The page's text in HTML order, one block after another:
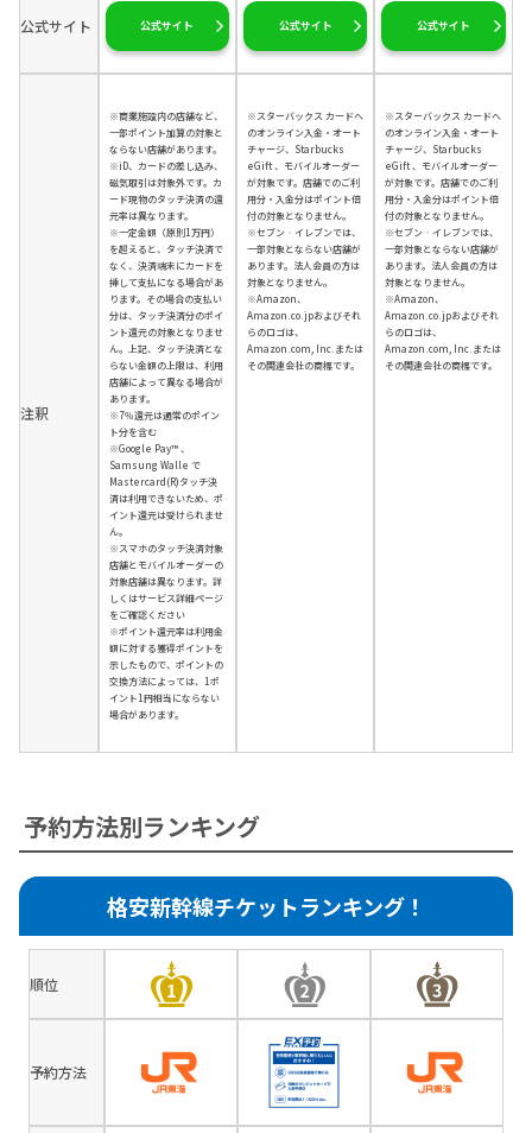
公式サイト 公式サイト 公式サイト 公式サイト
注釈
※商業施設内の店舗など、
一部ポイント加算の対象と
ならない店舗があります。
※iD、カードの差し込み、
磁気取引は対象外です。カ
ード現物のタッチ決済の還
元率は異なります。
※一定金額（原則1万円）
を超えると、タッチ決済で
なく、決済端末にカードを
挿して支払になる場合があ
ります。その場合の支払い
分は、タッチ決済分のポイ
ント還元の対象となりませ
ん。上記、タッチ決済とな
らない金額の上限は、利用
店舗によって異なる場合が
あります。
※7％還元は通常のポイン
ト分を含む
※Google Pay™ 、
Samsung Walle で
Mastercard(R)タッチ決
済は利用できないため、ポ
イント還元は受けられませ
ん。
※スマホのタッチ決済対象
店舗とモバイルオーダーの
対象店舗は異なります。詳
しくはサービス詳細ページ
をご確認ください
※ポイント還元率は利用金
額に対する獲得ポイントを
示したもので、ポイントの
交換方法によっては、1ポ
イント1円相当にならない
場合があります。
※スターバックス カードへ
のオンライン入金・オート
チャージ、Starbucks
eGift 、モバイルオーダー
が対象です。店舗でのご利
用分・入金分はポイント倍
付の対象となりません。
※セブン‐イレブンでは、
一部対象とならない店舗が
あります。法人会員の方は
対象となりません。
※Amazon、
Amazon.co.jpおよびそれ
らのロゴは、
Amazon.com, Inc.または
その関連会社の商標です。
※スターバックス カードへ
のオンライン入金・オート
チャージ、Starbucks
eGift 、モバイルオーダー
が対象です。店舗でのご利
用分・入金分はポイント倍
付の対象となりません。
※セブン‐イレブンでは、
一部対象とならない店舗が
あります。法人会員の方は
対象となりません。
※Amazon、
Amazon.co.jpおよびそれ
らのロゴは、
Amazon.com, Inc.または
その関連会社の商標です。
予約方法別ランキング
格安新幹線チケットランキング！
順位
予約方法